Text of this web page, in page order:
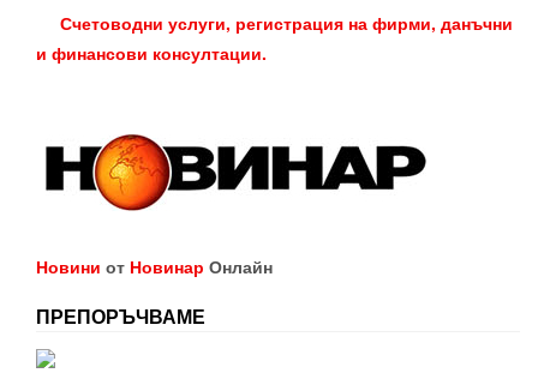
Счетоводни услуги, регистрация на фирми, данъчни
и финансови консултации.
Новини от Новинар Онлайн
ПРЕПОРЪЧВАМЕ